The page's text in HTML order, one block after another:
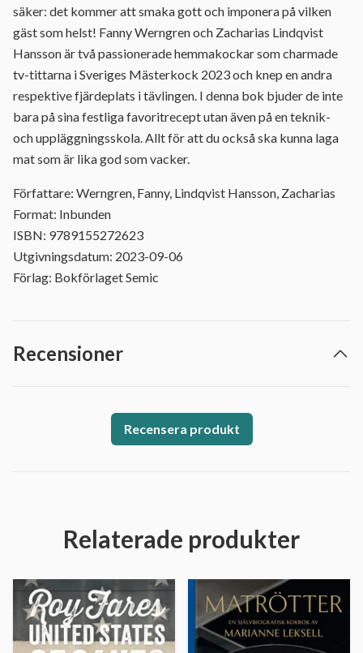
säker: det kommer att smaka gott och imponera på vilken
gäst som helst! Fanny Werngren och Zacharias Lindqvist
Hansson är två passionerade hemmakockar som charmade
tv-tittarna i Sveriges Mästerkock 2023 och knep en andra
respektive fjärdeplats i tävlingen. I denna bok bjuder de inte
bara på sina festliga favoritrecept utan även på en teknik-
och uppläggningsskola. Allt för att du också ska kunna laga
mat som är lika god som vacker.
Författare: Werngren, Fanny, Lindqvist Hansson, Zacharias
Format: Inbunden
ISBN: 9789155272623
Utgivningsdatum: 2023-09-06
Förlag: Bokförlaget Semic
Recensioner
Recensera produkt
Relaterade produkter